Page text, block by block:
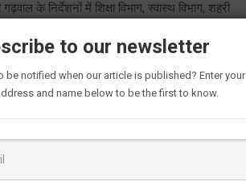
के निर्देशनों में शिक्षा विभाग, स्वास्थ विभाग, शहरी
to our newsletter
be notified when our article is published? Enter your
and name below to be the first to know.